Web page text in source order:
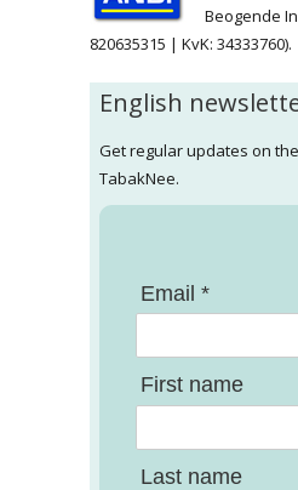
Beogende
820635315 | KvK: 34333760).
English
Get regular updates on
TabakNee.
Email *
First name
Last name